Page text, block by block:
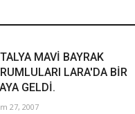
MAVİ BAYRAK
LARA'DA BİR
GELDİ.
27, 2007